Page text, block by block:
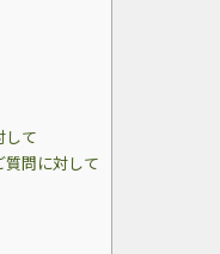
して
問に対して